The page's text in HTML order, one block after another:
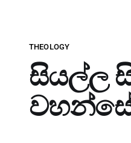
THEOLOGY
සියල්ල